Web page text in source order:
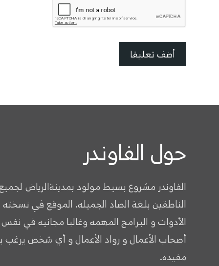
حول الفاوندر
الفاوندر مشروع بسيط مولود بمدينةالرياض
الناطقين بلغة الضاد الجميله. الموقع في
الأدوات و البرامج المهمه وغالبا مجانيه في
أصحاب الأعمال و رواد الأعمال و أي شخص يرغب
مفيده.